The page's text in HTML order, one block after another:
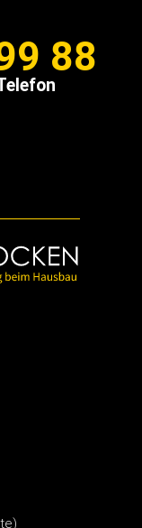
88